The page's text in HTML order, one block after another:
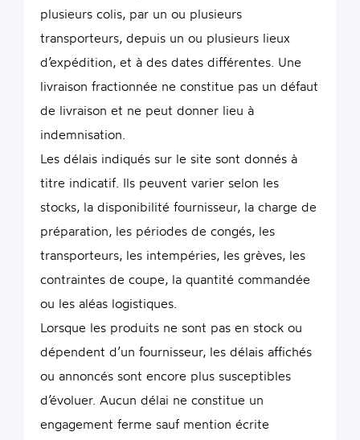
plusieurs colis, par un ou plusieurs
transporteurs, depuis un ou plusieurs lieux
d’expédition, et à des dates différentes. Une
livraison fractionnée ne constitue pas un défaut
de livraison et ne peut donner lieu à
indemnisation.
Les délais indiqués sur le site sont donnés à
titre indicatif. Ils peuvent varier selon les
stocks, la disponibilité fournisseur, la charge de
préparation, les périodes de congés, les
transporteurs, les intempéries, les grèves, les
contraintes de coupe, la quantité commandée
ou les aléas logistiques.
Lorsque les produits ne sont pas en stock ou
dépendent d’un fournisseur, les délais affichés
ou annoncés sont encore plus susceptibles
d’évoluer. Aucun délai ne constitue un
engagement ferme sauf mention écrite